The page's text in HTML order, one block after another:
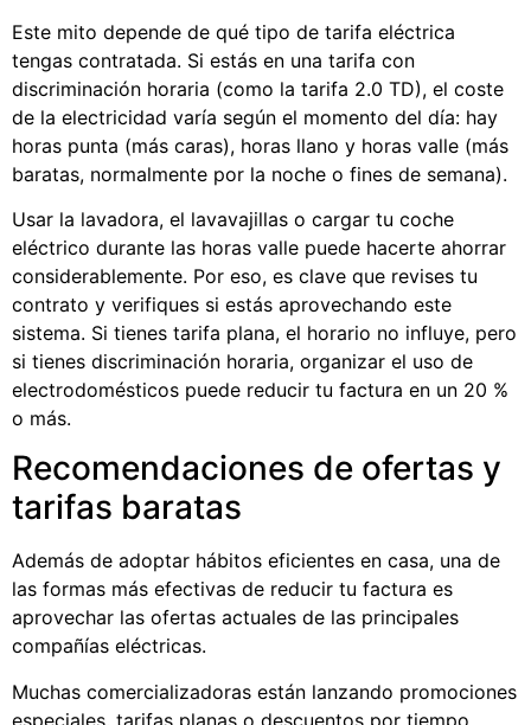
Este mito depende de qué tipo de tarifa eléctrica
tengas contratada. Si estás en una tarifa con
discriminación horaria (como la tarifa 2.0 TD), el coste
de la electricidad varía según el momento del día: hay
horas punta (más caras), horas llano y horas valle (más
baratas, normalmente por la noche o fines de semana).
Usar la lavadora, el lavavajillas o cargar tu coche
eléctrico durante las horas valle puede hacerte ahorrar
considerablemente. Por eso, es clave que revises tu
contrato y verifiques si estás aprovechando este
sistema. Si tienes tarifa plana, el horario no influye, pero
si tienes discriminación horaria, organizar el uso de
electrodomésticos puede reducir tu factura en un 20 %
o más.
Recomendaciones de ofertas y
tarifas baratas
Además de adoptar hábitos eficientes en casa, una de
las formas más efectivas de reducir tu factura es
aprovechar las ofertas actuales de las principales
compañías eléctricas.
Muchas comercializadoras están lanzando promociones
especiales, tarifas planas o descuentos por tiempo